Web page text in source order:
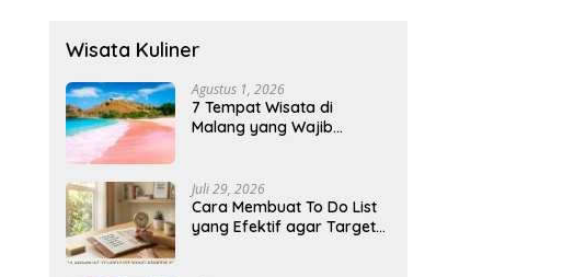
Wisata Kuliner
Agustus 1, 2026
7 Tempat Wisata di
Malang yang Wajib
Juli 29, 2026
Cara Membuat To Do List
yang Efektif agar Target